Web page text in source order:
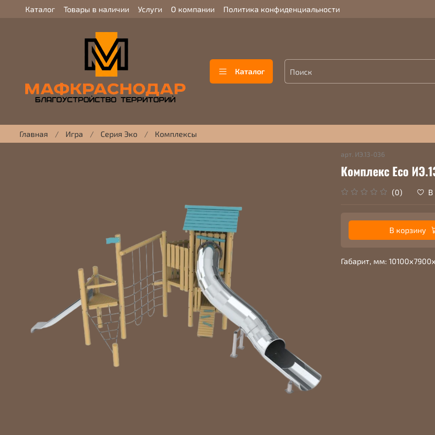
Каталог Товары в наличии Услуги О компании Политика конфиденциальности
Каталог
Главная Игра Серия Эко Комплексы
арт. ИЭ.13-036
Комплекс Eco
(0) В
В корзину
Габарит, мм: